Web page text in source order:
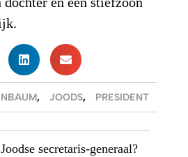
, JOODS, PRESIDENT
secretaris-generaal?